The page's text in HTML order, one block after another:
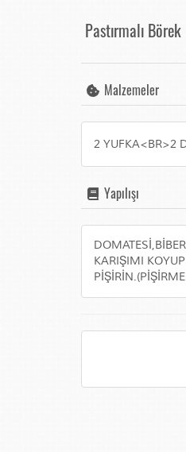
Pastırmalı Börek
Malzemeler
2 YUFKA<BR>2
Yapılışı
KARIŞIMI